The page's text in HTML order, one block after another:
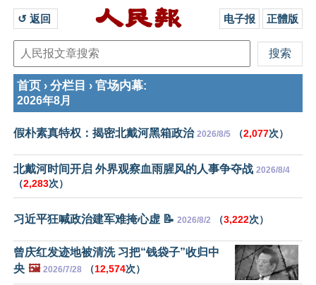
↺ 返回 电子报 正體版
首页 › 分栏目 › 官场内幕:
2026年8月
假朴素真特权：揭密北戴河黑箱政治 2026/8/5 （2,077次）
北戴河时间开启 外界观察血雨腥风的人事争夺战 2026/8/4
（2,283次）
习近平狂喊政治建军难掩心虚 📝 2026/8/2 （3,222次）
曾庆红发迹地被清洗 习把“钱袋子”收归中
央 🖼️ 2026/7/28 （12,574次）